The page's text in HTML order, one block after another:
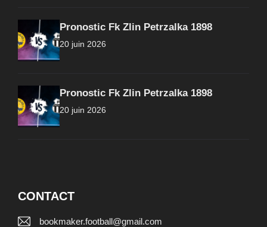
Pronostic Fk Zlin Petrzalka 1898
20 juin 2026
Pronostic Fk Zlin Petrzalka 1898
20 juin 2026
CONTACT
bookmaker.football@gmail.com